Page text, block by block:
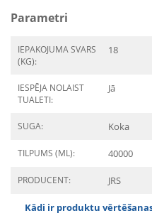
Parametri
IEPAKOJUMA SVARS
(KG):
18
IESPĒJA NOLAIST
TUALETI:
Jā
SUGA: Koka
TILPUMS (ML): 40000
PRODUCENT: JRS
Kādi ir produktu